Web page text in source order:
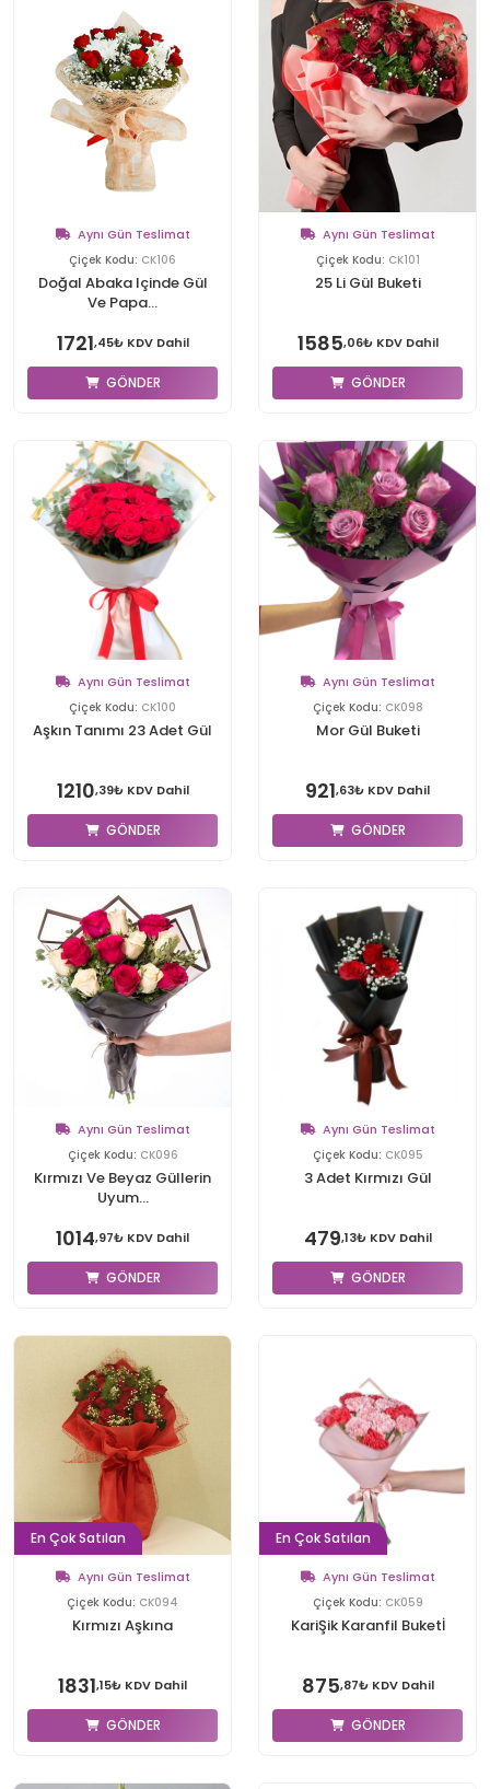
Aynı Gün Teslimat
Çiçek Kodu: CK106
Doğal Abaka Içinde Gül
Ve Papa...
1721,45₺ KDV Dahil
GÖNDER
Aynı Gün Teslimat
Çiçek Kodu: CK101
25 Li Gül Buketi
1585,06₺ KDV Dahil
GÖNDER
Aynı Gün Teslimat
Çiçek Kodu: CK100
Aşkın Tanımı 23 Adet Gül
1210,39₺ KDV Dahil
GÖNDER
Aynı Gün Teslimat
Çiçek Kodu: CK098
Mor Gül Buketi
921,63₺ KDV Dahil
GÖNDER
Aynı Gün Teslimat
Çiçek Kodu: CK096
Kırmızı Ve Beyaz Güllerin
Uyum...
1014,97₺ KDV Dahil
GÖNDER
Aynı Gün Teslimat
Çiçek Kodu: CK095
3 Adet Kırmızı Gül
479,13₺ KDV Dahil
GÖNDER
En Çok Satılan
Aynı Gün Teslimat
Çiçek Kodu: CK094
Kırmızı Aşkına
1831,15₺ KDV Dahil
GÖNDER
En Çok Satılan
Aynı Gün Teslimat
Çiçek Kodu: CK059
KariŞik Karanfil Buketİ
875,87₺ KDV Dahil
GÖNDER